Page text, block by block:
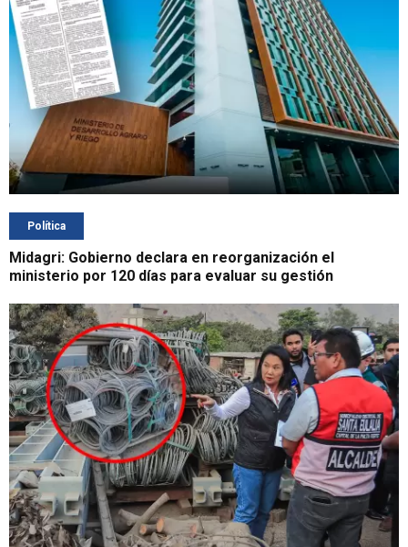
Política
Midagri: Gobierno declara en reorganización el
ministerio por 120 días para evaluar su gestión